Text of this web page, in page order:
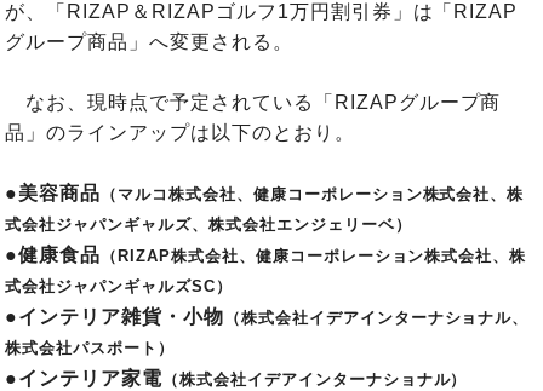
が、「RIZAP＆RIZAPゴルフ1万円割引券」は「RIZAP
グループ商品」へ変更される。
なお、現時点で予定されている「RIZAPグループ商
品」のラインアップは以下のとおり。
●美容商品 （マルコ株式会社、健康コーポレーション株式会社、株
式会社ジャパンギャルズ、株式会社エンジェリーベ）
●健康食品 （RIZAP株式会社、健康コーポレーション株式会社、株
式会社ジャパンギャルズSC）
●インテリア雑貨・小物 （株式会社イデアインターナショナル、
株式会社パスポート）
●インテリア家電 （株式会社イデアインターナショナル）